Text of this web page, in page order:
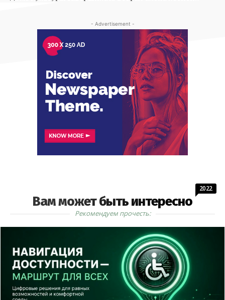
- Advertisement -
Вам может быть интересно
2022
Рекомендуем прочесть: